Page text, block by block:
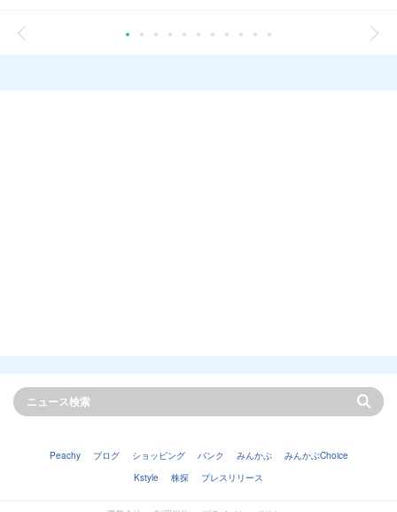
Peachy ブログ ショッピング バンク みんかぶ
みんかぶChoice
Kstyle
株探 プレスリリース